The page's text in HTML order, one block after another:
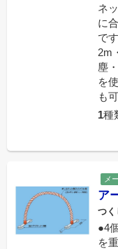
ネ
に
で
2m
塵
を
も
1種
メ
ア
つく
●4
を